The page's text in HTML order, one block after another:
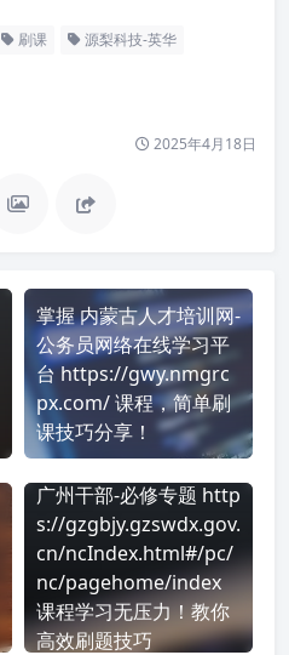
刷课 源梨科技-英华
2025年4月18日
掌握 内蒙古人才培训网-
公务员网络在线学习平
台 https://gwy.nmgrc
px.com/ 课程，简单刷
课技巧分享！
广州干部-必修专题 http
s://gzgbjy.gzswdx.gov.
cn/ncIndex.html#/pc/
nc/pagehome/index
课程学习无压力！教你
高效刷题技巧